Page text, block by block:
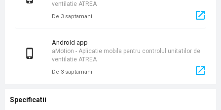
De 3 saptamani
ventilatie ATREA
Android app
De 3 saptamani
aMotion - Aplicatie mobila pentru controlul unitatilor de
ventilatie ATREA
Specificatii